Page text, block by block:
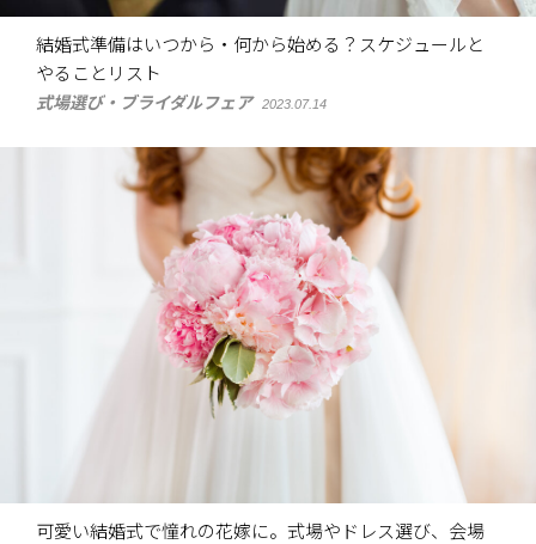
結婚式準備はいつから・何から始める？スケジュールと
やることリスト
式場選び・ブライダルフェア 2023.07.14
可愛い結婚式で憧れの花嫁に。式場やドレス選び、会場